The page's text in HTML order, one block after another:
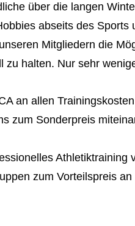
über die langen
abseits des
Mitgliedern die
halten. Nur sehr
an allen
zum Sonderpreis
Athletiktraining
zum Vorteilspreis